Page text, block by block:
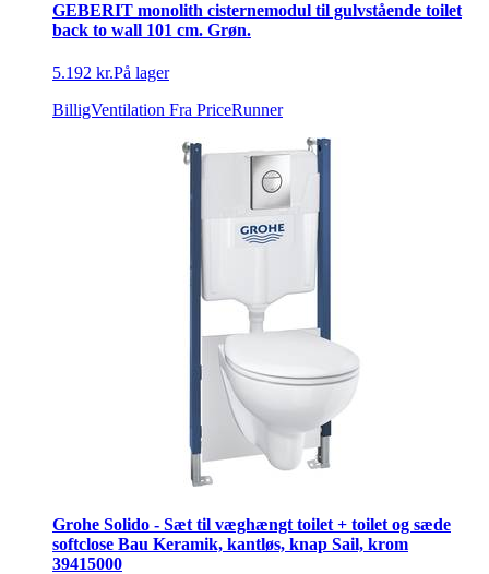
GEBERIT monolith cisternemodul til gulvstående toilet
back to wall 101 cm. Grøn.
5.192 kr.På lager
BilligVentilation Fra PriceRunner
Grohe Solido - Sæt til væghængt toilet + toilet og sæde
softclose Bau Keramik, kantløs, knap Sail, krom
39415000